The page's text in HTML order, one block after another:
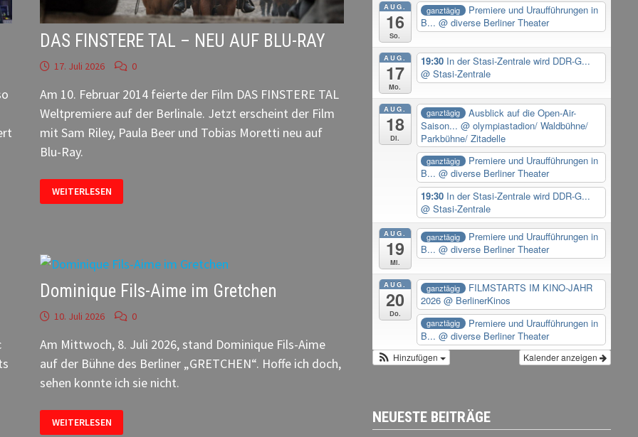
DAS FINSTERE TAL – NEU AUF BLU-RAY
17. Juli 2026 0
Am 10. Februar 2014 feierte der Film DAS FINSTERE TAL
Weltpremiere auf der Berlinale. Jetzt erscheint der Film
mit Sam Riley, Paula Beer und Tobias Moretti neu auf
Blu-Ray.
FINSTERE
TAL
RAY
WEITERLESEN
Dominique Fils-Aime im Gretchen
10. Juli 2026 0
Am Mittwoch, 8. Juli 2026, stand Dominique Fils-Aime
auf der Bühne des Berliner „GRETCHEN“. Hoffe ich doch,
sehen konnte ich sie nicht.
FILS-
WEITERLESEN
AUG.
16
So.
ganztägig
Premiere und Uraufführungen in
B...@ diverse Berliner Theater
AUG.
17
Mo.
19:30 In der Stasi-Zentrale wird DDR-G...
@ Stasi-Zentrale
AUG.
18
Di.
ganztägig
Ausblick auf die Open-Air-
Saison...@ olympiastadion/ Waldbühne/
Parkbühne/ Zitadelle
ganztägig
Premiere und Uraufführungen in
B...@ diverse Berliner Theater
19:30 In der Stasi-Zentrale wird DDR-G...
@ Stasi-Zentrale
AUG.
19
Mi.
ganztägig
Premiere und Uraufführungen in
B...@ diverse Berliner Theater
AUG.
20
Do.
ganztägig
FILMSTARTS IM KINO-JAHR
2026@ BerlinerKinos
ganztägig
Premiere und Uraufführungen in
B...@ diverse Berliner Theater
Kalender anzeigen
Hinzufügen
NEUESTE BEITRÄGE